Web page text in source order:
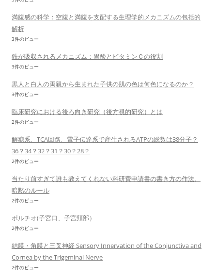
満腹感の科学：空腹と満腹を支配する生理学的メカニズムの包括的
解析
3件のビュー
鉄が吸収されるメカニズム：胃酸とビタミンＣの役割
3件のビュー
黒人と白人の両親から生まれた子供の肌の色は何色になるのか？
3件のビュー
臨床研究における後ろ向き研究（後方視的研究）とは
2件のビュー
解糖系、TCA回路、電子伝達系で産生されるATPの総数は38分子？
36？34？32？31？30？28？
2件のビュー
当たり前すぎて誰も教えてくれない科研費申請書の書き方の作法、
暗黙のルール
2件のビュー
ポルチオ(子宮口、子宮頚部）
2件のビュー
結膜・角膜と三叉神経 Sensory Innervation of the Conjunctiva and
Cornea by the Trigeminal Nerve
2件のビュー